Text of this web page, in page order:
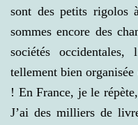
sont des petits rigolos
sommes encore des
sociétés
tellement bien organisée
! En France, je le
J’ai des milliers de